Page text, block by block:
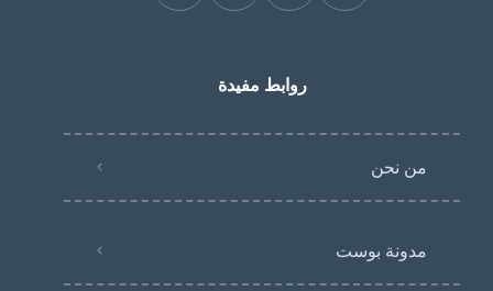
روابط مفيدة
من نحن
مدونة بوست